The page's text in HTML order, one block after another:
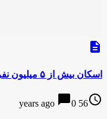
description
اسکان بیش از ۵ میلیون نفر روز در ستادهای فرهنگیان
access_time
56 years ago
chat_bubble0